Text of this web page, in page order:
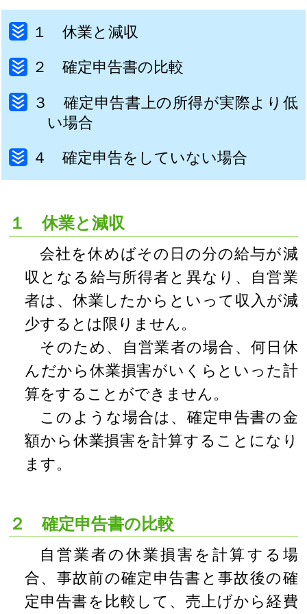
１ 休業と減収
２ 確定申告書の比較
３ 確定申告書上の所得が実際より低
い場合
４ 確定申告をしていない場合
１ 休業と減収
会社を休めばその日の分の給与が減
収となる給与所得者と異なり、自営業
者は、休業したからといって収入が減
少するとは限りません。
そのため、自営業者の場合、何日休
んだから休業損害がいくらといった計
算をすることができません。
このような場合は、確定申告書の金
額から休業損害を計算することになり
ます。
２ 確定申告書の比較
自営業者の休業損害を計算する場
合、事故前の確定申告書と事故後の確
定申告書を比較して、売上げから経費